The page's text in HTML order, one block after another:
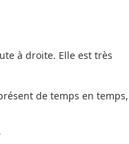
à droite. Elle est très
de temps en temps,